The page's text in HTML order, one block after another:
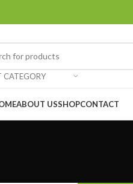
CATEGORY
ABOUT USSHOPCONTACT